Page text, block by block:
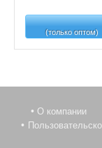
(только оптом)
О компании